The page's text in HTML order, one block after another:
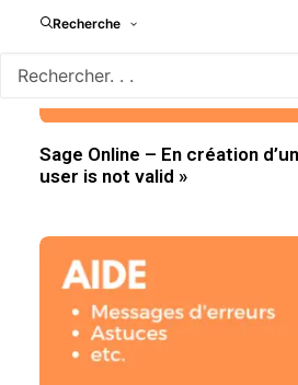
Recherche
Sage Online – En création
user is not valid »